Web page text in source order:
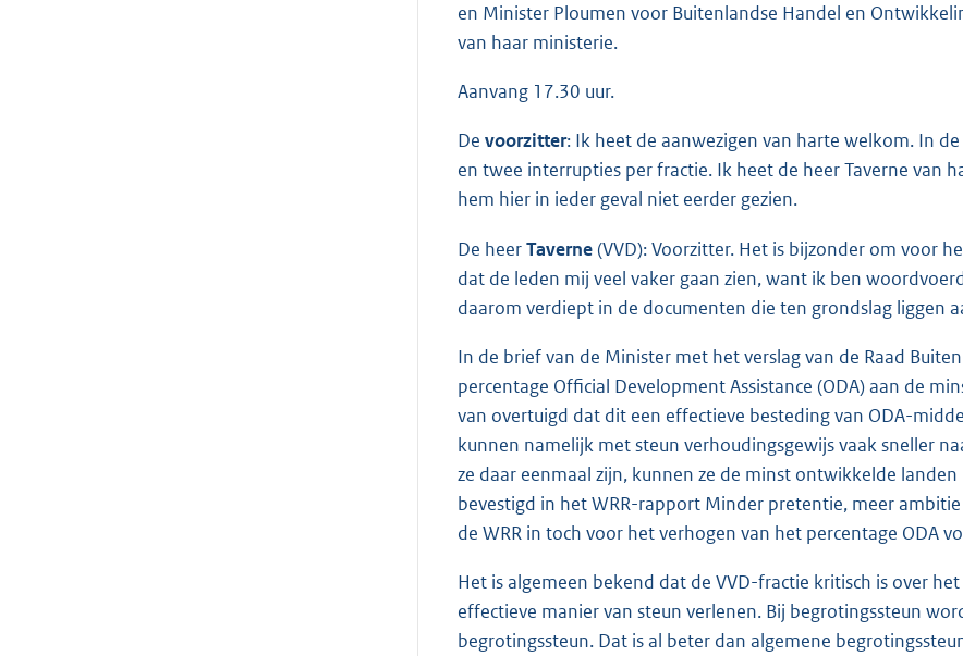
en Minister Ploumen voor Buitenlandse Handel en
van haar ministerie.
Aanvang 17.30 uur.
De voorzitter: Ik heet de aanwezigen van harte welkom. In
en twee interrupties per fractie. Ik heet de heer Taverne van
hem hier in ieder geval niet eerder gezien.
De heerTaverne(VVD): Voorzitter. Het is bijzonder om voor
dat de leden mij veel vaker gaan zien, want ik ben
daarom verdiept in de documenten die ten grondslag liggen
In de brief van de Minister met het verslag van de Raad
percentage Official Development Assistance (ODA) aan de
van overtuigd dat dit een effectieve besteding van ODA-
kunnen namelijk met steun verhoudingsgewijs vaak sneller
ze daar eenmaal zijn, kunnen ze de minst ontwikkelde
bevestigd in het WRR-rapport Minder pretentie, meer
de WRR in toch voor het verhogen van het percentage ODA
Het is algemeen bekend dat de VVD-fractie kritisch is over
effectieve manier van steun verlenen. Bij begrotingssteun
begrotingssteun. Dat is al beter dan algemene